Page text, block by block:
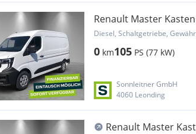
Renault Master
Transporter /
Diesel, Schaltgetriebe,
0 km105 PS (77 kW)
Sonnleitner GmbH
4060 Leonding
Renault Master